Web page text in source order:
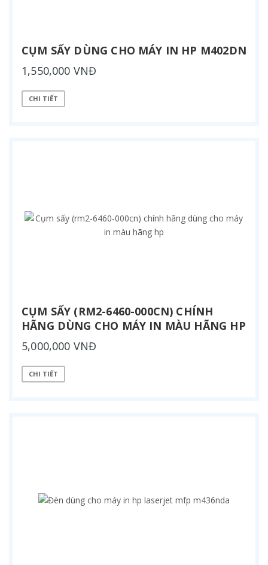
CỤM SẤY DÙNG CHO MÁY IN HP M402DN
1,550,000 VNĐ
CHI TIẾT
CỤM SẤY (RM2-6460-000CN) CHÍNH
HÃNG DÙNG CHO MÁY IN MÀU HÃNG HP
5,000,000 VNĐ
CHI TIẾT